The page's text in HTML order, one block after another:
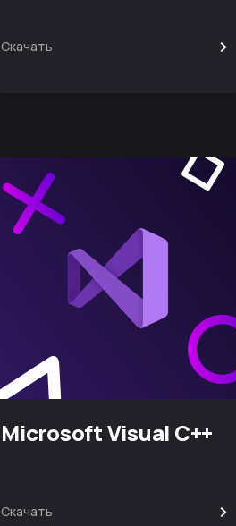
Скачать >
Microsoft Visual C++
Скачать >